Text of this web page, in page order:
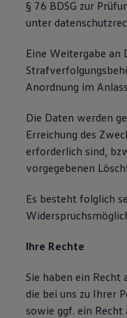
§ 76 BDSG zur
unter
Eine Weitergabe an
Anordnung im
Die Daten werden
Erreichung des
erforderlich sind,
vorgegebenen
Es besteht folglich
Ihre Rechte
Sie haben ein
die bei uns zu Ihrer
sowie ggf. ein